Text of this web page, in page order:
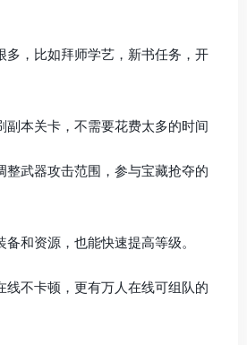
多，比如拜师学艺，新书任务，开
副本关卡，不需要花费太多的时间
整武器攻击范围，参与宝藏抢夺的
和资源，也能快速提高等级。
线不卡顿，更有万人在线可组队的